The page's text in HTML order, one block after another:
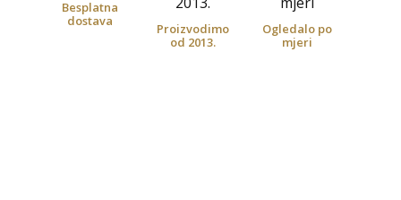
Besplatna
dostava
Proizvodimo
od 2013.
Ogledalo po
mjeri